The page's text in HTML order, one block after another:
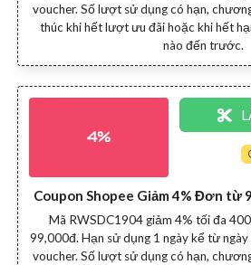
voucher. Số lượt sử dụng có hạn,
thúc khi hết lượt ưu đãi hoặc khi hết
nào đến trước.
4%
Coupon Shopee Giảm 4% Đơn từ
Mã RWSDC1904 giảm 4% tối đa
99,000đ. Hạn sử dụng 1 ngày kể từ
voucher. Số lượt sử dụng có hạn,